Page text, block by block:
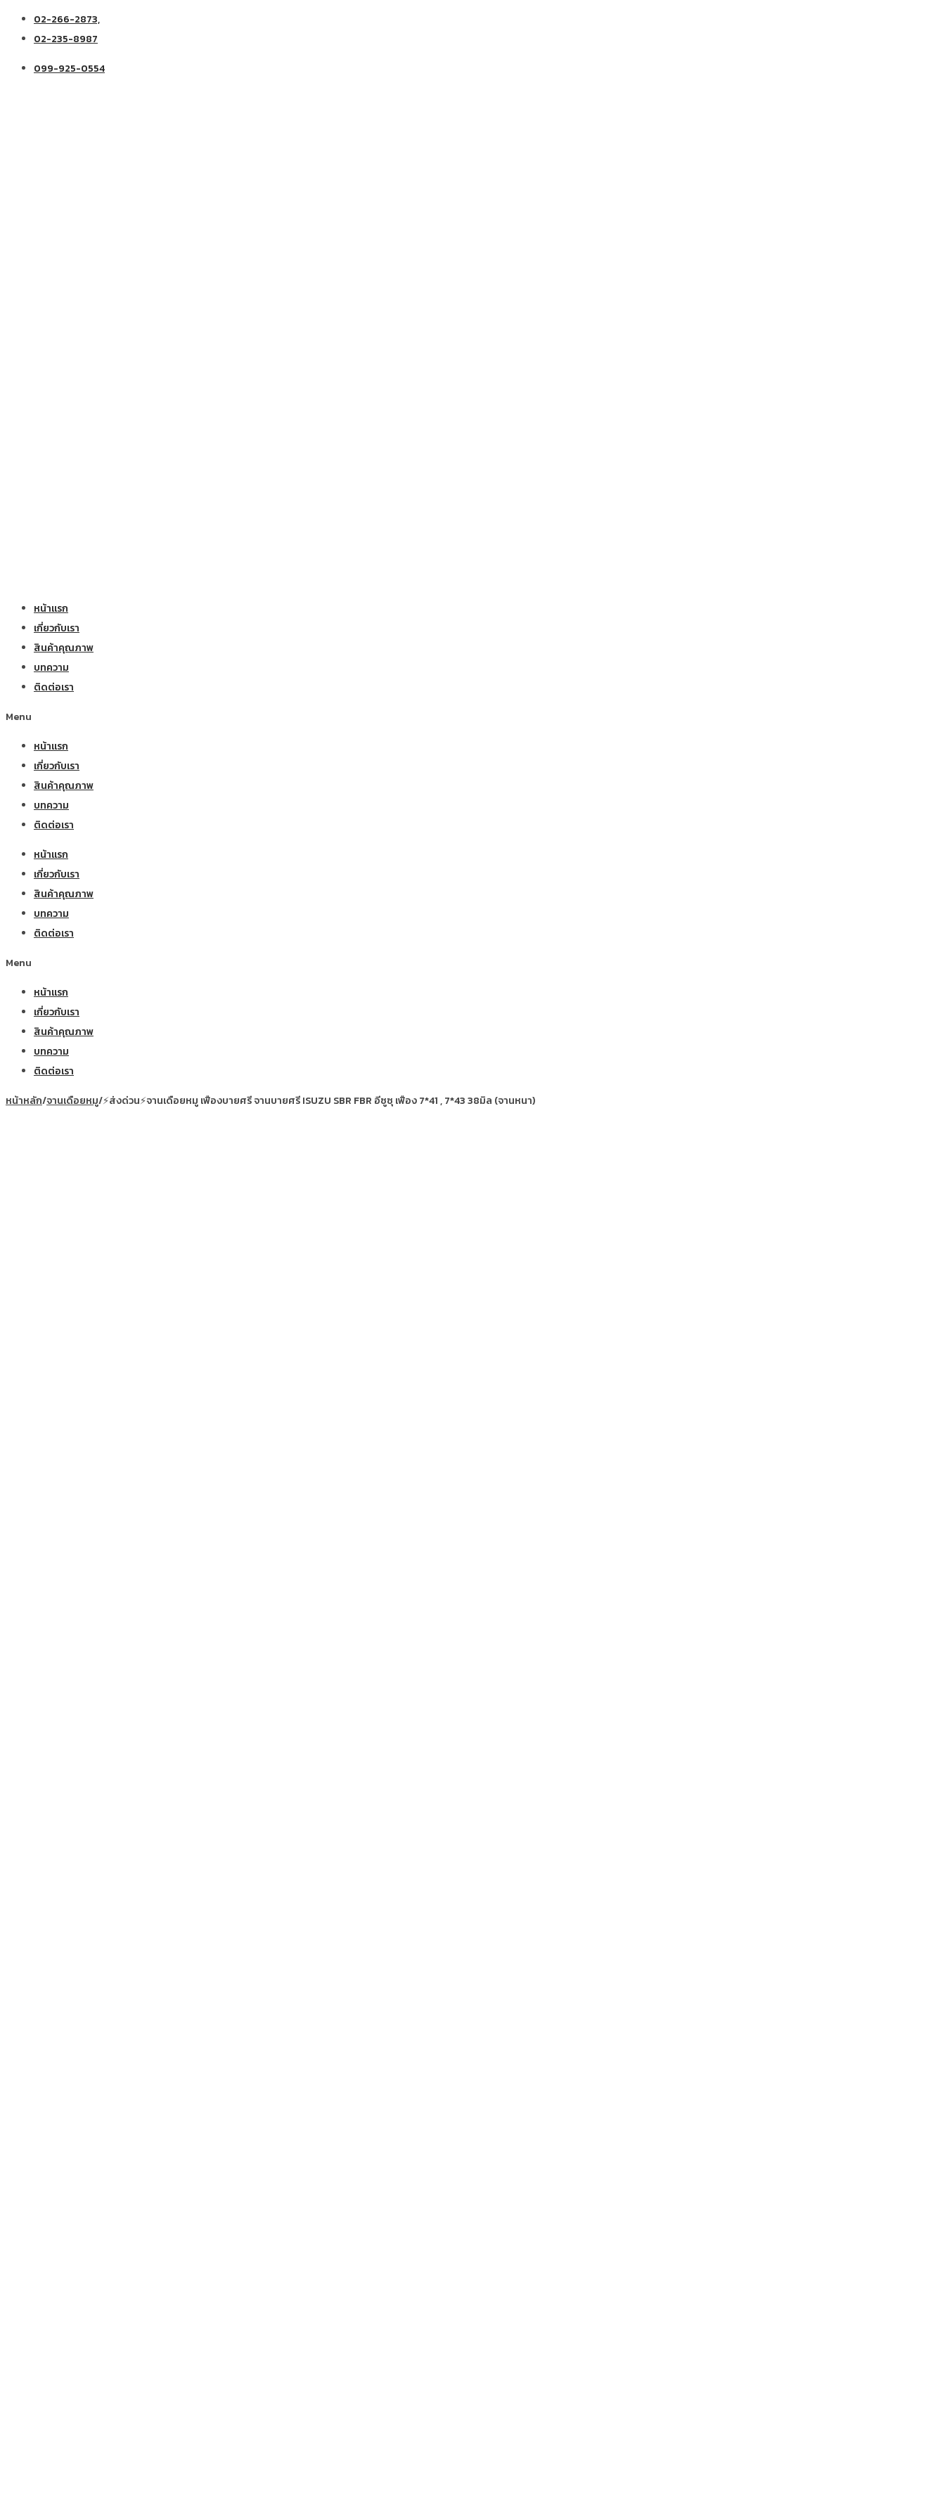
02-266-2873,
02-235-8987
099-925-0554
หน้าแรก
เกี่ยวกับเรา
สินค้าคุณภาพ
บทความ
ติดต่อเรา
Menu
หน้าแรก
เกี่ยวกับเรา
สินค้าคุณภาพ
บทความ
ติดต่อเรา
หน้าแรก
เกี่ยวกับเรา
สินค้าคุณภาพ
บทความ
ติดต่อเรา
Menu
หน้าแรก
เกี่ยวกับเรา
สินค้าคุณภาพ
บทความ
ติดต่อเรา
หน้าหลัก/จานเดือยหมู/⚡ส่งด่วน⚡จานเดือยหมู เฟืองบายศรี จานบายศรี ISUZU SBR FBR อีซูซุ เฟือง 7*41 , 7*43 38มิล (จานหนา)